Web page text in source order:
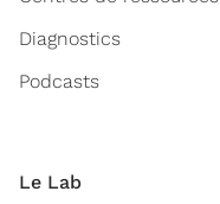
Diagnostics
Podcasts
Le Lab